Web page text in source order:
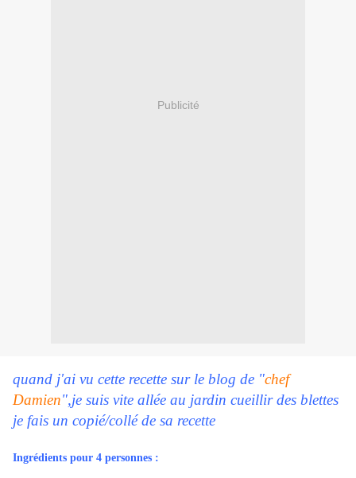
Publicité
quand j'ai vu cette recette sur le blog de "chef
Damien",je suis vite allée au jardin cueillir des blettes
je fais un copié/collé de sa recette
Ingrédients pour 4 personnes :